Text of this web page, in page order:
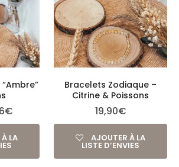
€
LA
Bracelets Zodiaque –
Citrine & Poissons
19,90€
AJOUTER À LA
LISTE D’ENVIES